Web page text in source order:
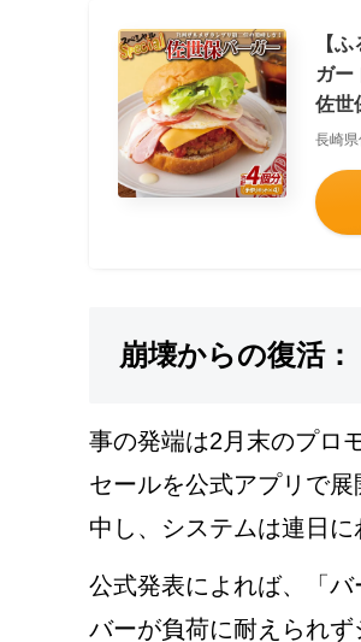
【
ガー
佐世
長崎
崩壊からの復活
事の発端は2月末のプロ
セールを公式アプリで
中し、システムは連日
公式発表によれば、「
バーが負荷に耐えられ